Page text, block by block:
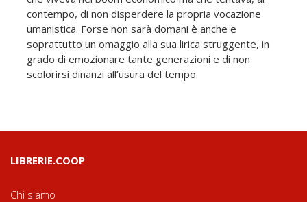
contempo, di non disperdere la propria vocazione
umanistica. Forse non sarà domani è anche e
soprattutto un omaggio alla sua lirica struggente, in
grado di emozionare tante generazioni e di non
scolorirsi dinanzi all’usura del tempo.
LIBRERIE.COOP
Chi siamo